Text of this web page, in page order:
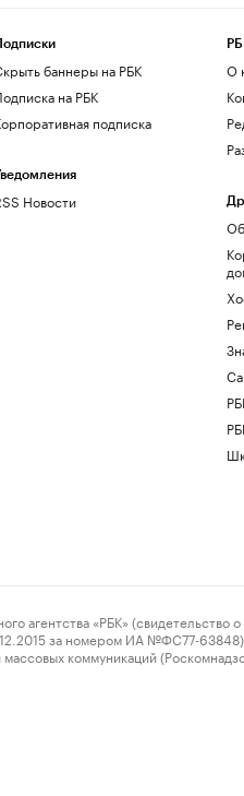
баннеры на РБК
на РБК
подписка
Новости
О
«РБК» (свидетельство о
за номером ИА №ФС77-63848)
коммуникаций